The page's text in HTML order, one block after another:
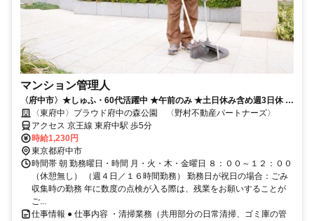
マンション管理人
〈府中市〉★しゅふ・60代活躍中 ★午前のみ ★土日休み含め週3日休 ★
単独勤務★扶養内
〈東府中〉プラウド府中の森公園 〈野村不動産パートナーズ〉
アクセス 京王線 東府中駅 歩5分
時給1,230円
東京都府中市
時間帯 朝 勤務曜日・時間 月・火・木・金曜日 ８：００～１２：００
（休憩無し） （週４日／１６時間勤務） 勤務日が祝日の場合：ごみ
収集時の勤務 年に数度の点検が入る際は、残業をお願いすることが
ご...
仕事情報 ● 仕事内容 ・清掃業務（共用部分の日常清掃、ゴミ庫の管